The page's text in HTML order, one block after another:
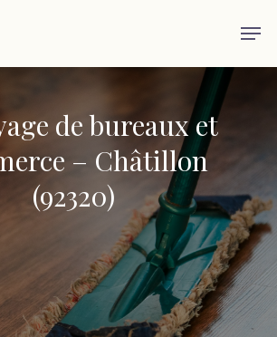
de bureaux et
– Châtillon
(92320)